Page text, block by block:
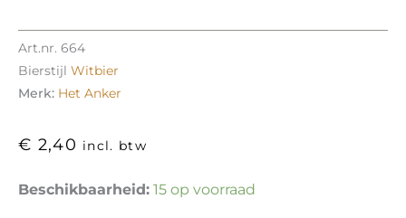
Art.nr. 664
Bierstijl Witbier
Merk: Het Anker
€ 2,40 incl. btw
Beschikbaarheid: 15 op voorraad
Maneblusser